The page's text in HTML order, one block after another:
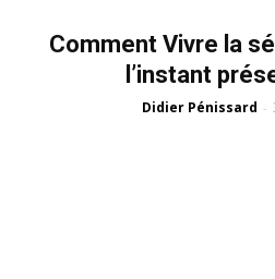
Comment Vivre la
l’instant
Didier Pénissard -